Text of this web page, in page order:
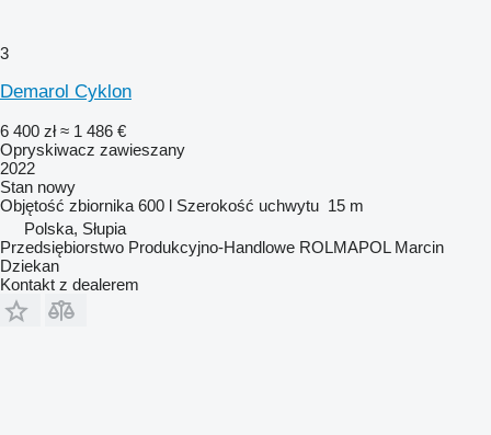
3
Demarol Cyklon
6 400 zł ≈ 1 486 €
Opryskiwacz zawieszany
2022
Stan nowy
Objętość zbiornika 600 l Szerokość uchwytu 15 m
Polska, Słupia
Przedsiębiorstwo Produkcyjno-Handlowe ROLMAPOL Marcin
Dziekan
Kontakt z dealerem